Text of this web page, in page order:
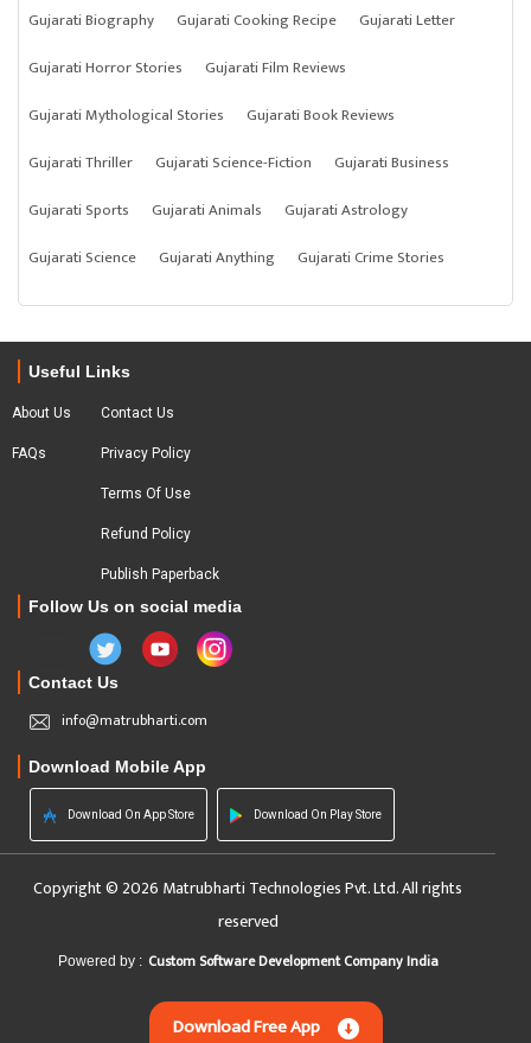
Gujarati Biography
Gujarati Cooking Recipe
Gujarati Letter
Gujarati Horror Stories
Gujarati Film Reviews
Gujarati Mythological Stories
Gujarati Book Reviews
Gujarati Thriller
Gujarati Science-Fiction
Gujarati Business
Gujarati Sports
Gujarati Animals
Gujarati Astrology
Gujarati Science
Gujarati Anything Gujarati Crime Stories
Useful Links
About Us
FAQs
Contact Us
Privacy Policy
Terms Of Use
Refund Policy
Publish Paperback
Follow Us on social media
Contact Us
info@matrubharti.com
Download Mobile App
Download On App Store Download On Play Store
Copyright © 2026 Matrubharti Technologies Pvt. Ltd. All rights
reserved
Powered by : Custom Software Development Company India
Download Free App